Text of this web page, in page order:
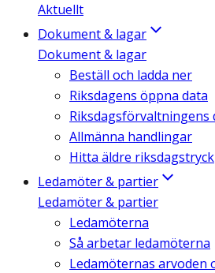
Aktuellt
Dokument & lagar
Dokument & lagar
Beställ och ladda ner
Riksdagens öppna data
Riksdagsförvaltningens
Allmänna handlingar
Hitta äldre riksdagstryck
Ledamöter & partier
Ledamöter & partier
Ledamöterna
Så arbetar ledamöterna
Ledamöternas arvoden